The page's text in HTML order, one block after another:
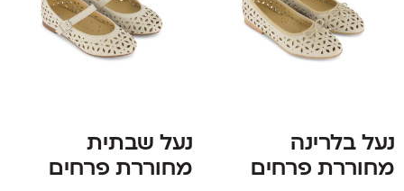
נעל בלרינה
מחוררת פרחים
נעל שבתית
מחוררת פרחים